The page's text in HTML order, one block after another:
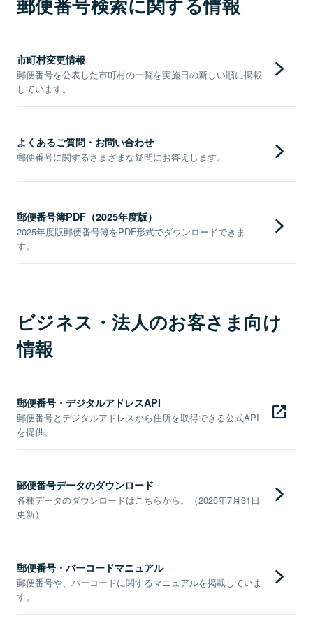
郵便番号検索に関する情報
市町村変更情報
郵便番号を公表した市町村の一覧を実施日の新しい順に掲載
しています。
よくあるご質問・お問い合わせ
郵便番号に関するさまざまな疑問にお答えします。
郵便番号簿PDF（2025年度版）
2025年度版郵便番号簿をPDF形式でダウンロードできま
す。
ビジネス・法人のお客さま向け
情報
郵便番号・デジタルアドレスAPI
郵便番号とデジタルアドレスから住所を取得できる公式API
を提供。
郵便番号データのダウンロード
各種データのダウンロードはこちらから。（2026年7月31日
更新）
郵便番号・バーコードマニュアル
郵便番号や、バーコードに関するマニュアルを掲載していま
す。